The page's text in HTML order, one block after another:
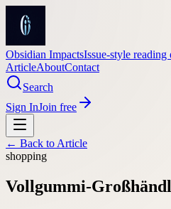
Obsidian ImpactsIssue-style reading
ArticleAboutContact
Search
Sign InJoin free
← Back to Article
shopping
Vollgummi-